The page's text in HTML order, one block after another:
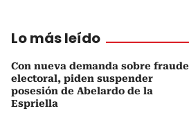
Lo más leído
Con nueva demanda sobre fraude
electoral, piden suspender
posesión de Abelardo de la
Espriella